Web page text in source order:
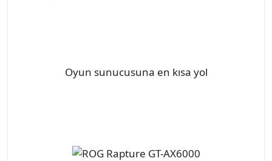
Oyun sunucusuna en kısa yol